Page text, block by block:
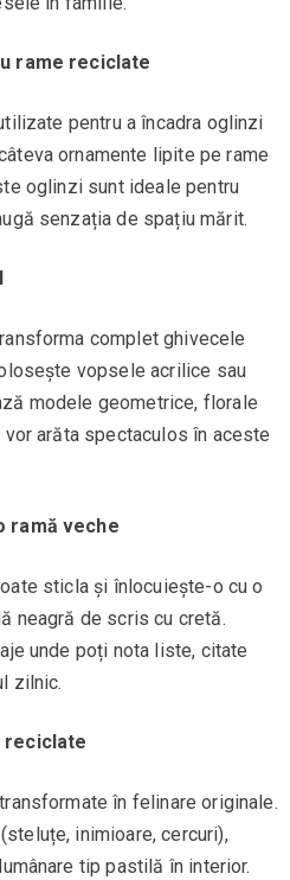
rame reciclate
pentru a încadra oglinzi
ornamente lipite pe rame
oglinzi sunt ideale pentru
senzația de spațiu mărit.
complet ghivecele
vopsele acrilice sau
modele geometrice, florale
arăta spectaculos în aceste
ramă veche
sticla și înlocuiește-o cu o
neagră de scris cu cretă.
unde poți nota liste, citate
zilnic.
reciclate
în felinare originale.
inimioare, cercuri),
tip pastilă în interior.